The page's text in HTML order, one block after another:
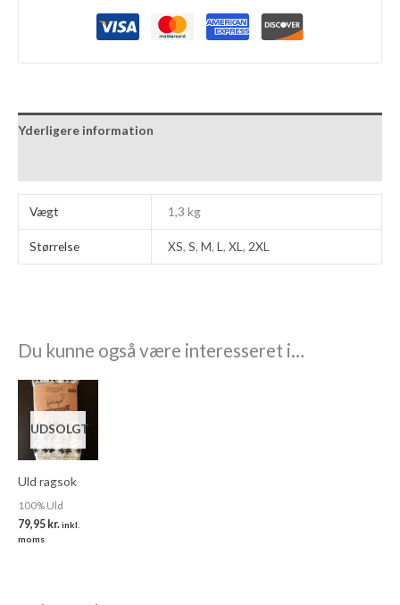
Yderligere information
Vægt 1,3 kg
Størrelse XS,S,M,L,XL, 2XL
Du kunne også være interesseret i…
UDSOLGT
Uld ragsok
100% Uld
79,95 kr.inkl.
moms